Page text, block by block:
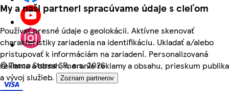
My a naši partneri spracúvame údaje s cieľom
Používať presné údaje o geolokácii. Aktívne skenovať
charakteristiky zariadenia na identifikáciu. Ukladať a/alebo
pristupovať k informáciám na zariadení. Personalizovaná
reklama a obsah, meranie reklamy a obsahu, prieskum publika
a vývoj služieb.
Zoznam partnerov
©Tesco Stores SR, a.s. 2026